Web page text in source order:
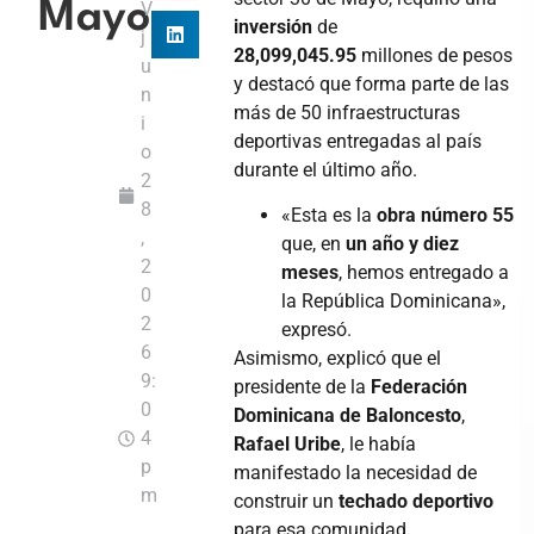
Mayo
V
j
u
n
i
o
2
8
,
2
0
2
6
9:
0
4
p
m
inversión de
28,099,045.95 millones de pesos
y destacó que forma parte de las
más de 50 infraestructuras
deportivas entregadas al país
durante el último año.
«Esta es laobra número 55
que, enun año y diez
meses, hemos entregado a
la República Dominicana»,
expresó.
Asimismo, explicó que el
presidente de la Federación
Dominicana de Baloncesto,
Rafael Uribe, le había
manifestado la necesidad de
construir untechado deportivo